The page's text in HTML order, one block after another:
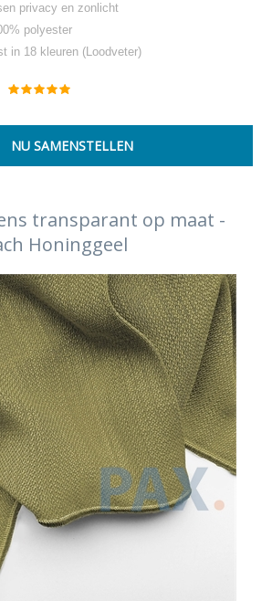
privacy en zonlicht
polyester
in 18 kleuren (Loodveter)
transparant op maat -
Honinggeel